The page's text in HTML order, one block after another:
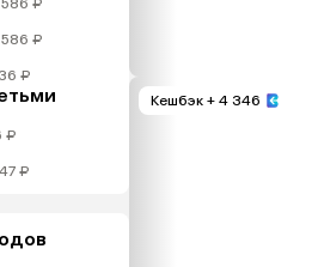
586 ₽
₽
₽
₽
Кешбэк + 4 346